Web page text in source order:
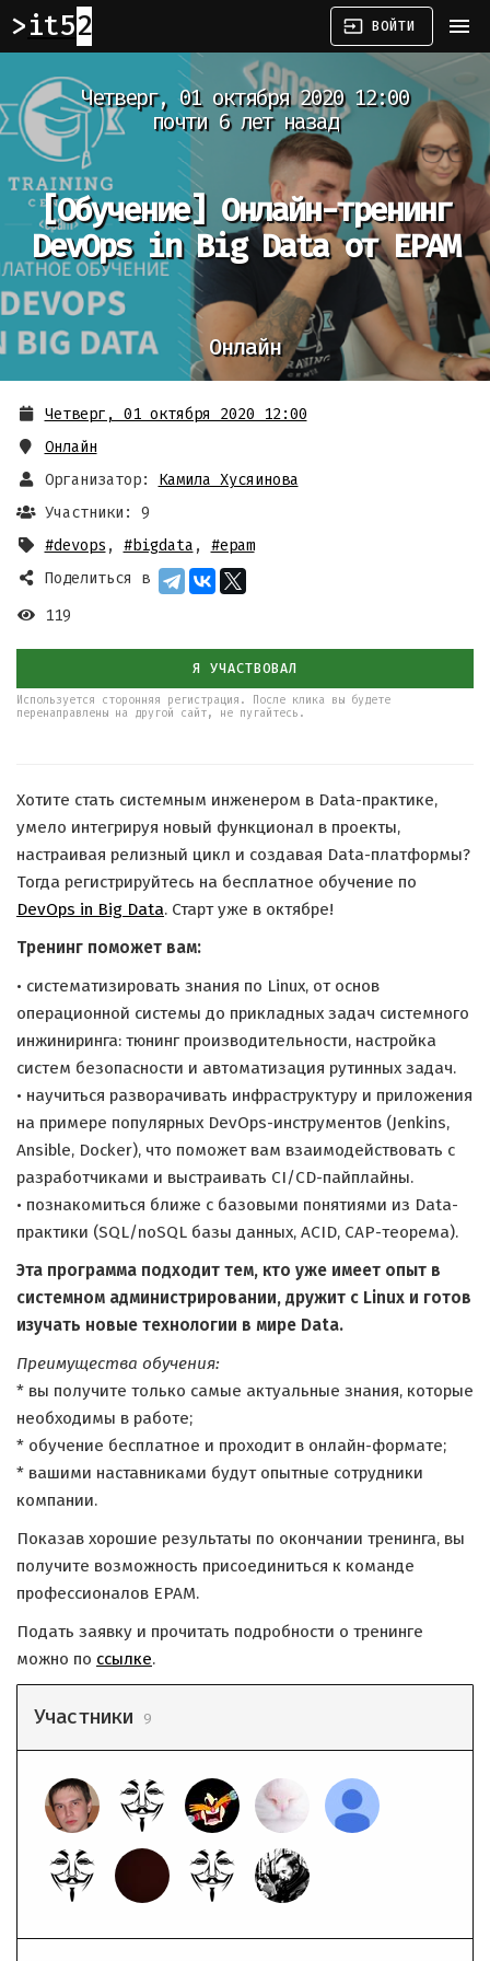
it52 input ВОЙТИ menu
Четверг, 01 октября 2020 12:00
почти 6 лет назад
[Обучение] Онлайн-тренинг
DevOps in Big Data от EPAM
Онлайн
Четверг, 01 октября 2020 12:00
Онлайн
Организатор:
Камила Хусяинова
Участники: 9
#devops , #bigdata , #epam
Поделиться в
119
Я УЧАСТВОВАЛ
Используется сторонняя регистрация. После клика вы будете
перенаправлены на другой сайт, не пугайтесь.
Хотите стать системным инженером в Data-практике,
умело интегрируя новый функционал в проекты,
настраивая релизный цикл и создавая Data-платформы?
Тогда регистрируйтесь на бесплатное обучение по
DevOps in Big Data. Старт уже в октябре!
Тренинг поможет вам:
• систематизировать знания по Linux, от основ
операционной системы до прикладных задач системного
инжиниринга: тюнинг производительности, настройка
систем безопасности и автоматизация рутинных задач.
• научиться разворачивать инфраструктуру и приложения
на примере популярных DevOps-инструментов (Jenkins,
Ansible, Docker), что поможет вам взаимодействовать с
разработчиками и выстраивать CI/CD-пайплайны.
• познакомиться ближе с базовыми понятиями из Data-
практики (SQL/noSQL базы данных, ACID, CAP-теорема).
Эта программа подходит тем, кто уже имеет опыт в
системном администрировании, дружит с Linux и готов
изучать новые технологии в мире Data.
Преимущества обучения:
* вы получите только самые актуальные знания, которые
необходимы в работе;
* обучение бесплатное и проходит в онлайн-формате;
* вашими наставниками будут опытные сотрудники
компании.
Показав хорошие результаты по окончании тренинга, вы
получите возможность присоединиться к команде
профессионалов EPAM.
Подать заявку и прочитать подробности о тренинге
можно по ссылке.
Участники 9